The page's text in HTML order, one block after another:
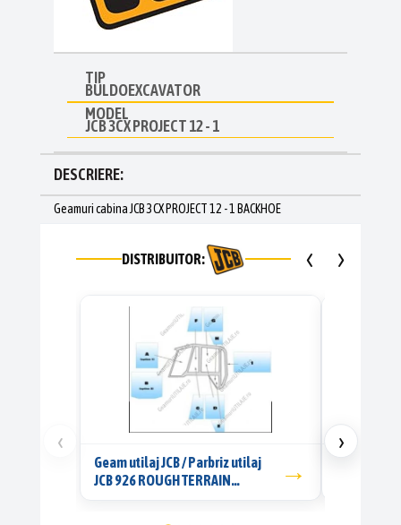
TIP
BULDOEXCAVATOR
MODEL
JCB 3CX PROJECT 12 - 1
DESCRIERE:
Geamuri cabina JCB 3CX PROJECT 12 - 1 BACKHOE
DISTRIBUITOR: ‹ ›
‹
Geam utilaj JCB / Parbriz utilaj
JCB 926 ROUGH TERRAIN
→
Geam
›